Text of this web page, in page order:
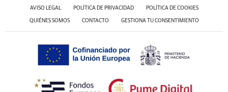
AVISO LEGAL POLÍTICA DE PRIVACIDAD POLÍTICA DE COOKIES
QUIÉNES SOMOS CONTACTO GESTIONA TU CONSENTIMIENTO